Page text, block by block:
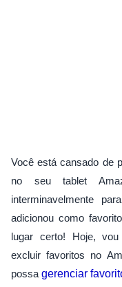
Você está cansado de
no seu tablet
interminavelmente
adicionou como
lugar certo! Hoje,
excluir favoritos no
possa gerenciar